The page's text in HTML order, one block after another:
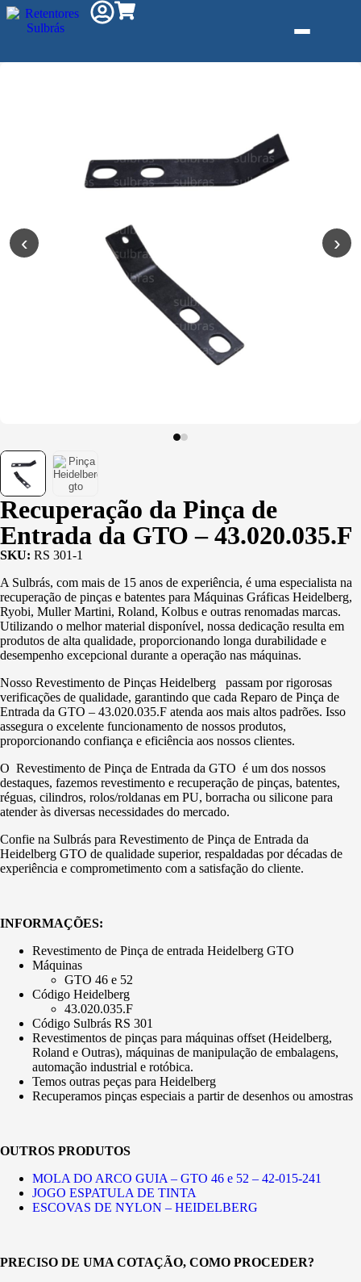
‹ ›
Recuperação da Pinça de
Entrada da GTO – 43.020.035.F
SKU: RS 301-1
A Sulbrás, com mais de 15 anos de experiência, é uma especialista na
recuperação de pinças e batentes para Máquinas Gráficas Heidelberg,
Ryobi, Muller Martini, Roland, Kolbus e outras renomadas marcas.
Utilizando o melhor material disponível, nossa dedicação resulta em
produtos de alta qualidade, proporcionando longa durabilidade e
desempenho excepcional durante a operação nas máquinas.
Nosso Revestimento de Pinças Heidelberg passam por rigorosas
verificações de qualidade, garantindo que cada Reparo de Pinça de
Entrada da GTO – 43.020.035.F atenda aos mais altos padrões. Isso
assegura o excelente funcionamento de nossos produtos,
proporcionando confiança e eficiência aos nossos clientes.
O Revestimento de Pinça de Entrada da GTO é um dos nossos
destaques, fazemos revestimento e recuperação de pinças, batentes,
réguas, cilindros, rolos/roldanas em PU, borracha ou silicone para
atender às diversas necessidades do mercado.
Confie na Sulbrás para Revestimento de Pinça de Entrada da
Heidelberg GTO de qualidade superior, respaldadas por décadas de
experiência e comprometimento com a satisfação do cliente.
INFORMAÇÕES:
Revestimento de Pinça de entrada Heidelberg GTO
Máquinas
GTO 46 e 52
Código Heidelberg
43.020.035.F
Código Sulbrás RS 301
Revestimentos de pinças para máquinas offset (Heidelberg,
Roland e Outras), máquinas de manipulação de embalagens,
automação industrial e rotóbica.
Temos outras peças para Heidelberg
Recuperamos pinças especiais a partir de desenhos ou amostras
OUTROS PRODUTOS
MOLA DO ARCO GUIA – GTO 46 e 52 – 42-015-241
JOGO ESPATULA DE TINTA
ESCOVAS DE NYLON – HEIDELBERG
PRECISO DE UMA COTAÇÃO, COMO PROCEDER?
Injeção de
Linha